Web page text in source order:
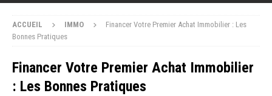
ACCUEIL IMMO
Financer Votre Premier Achat Immobilier : Les
Bonnes Pratiques
Financer Votre Premier Achat Immobilier
: Les Bonnes Pratiques